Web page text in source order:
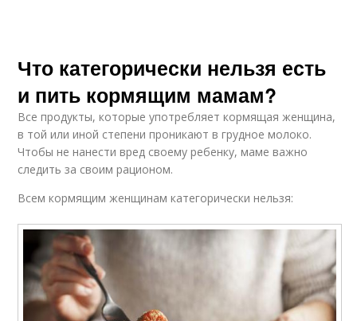
Что категорически нельзя есть
и пить кормящим мамам?
Все продукты, которые употребляет кормящая женщина,
в той или иной степени проникают в грудное молоко.
Чтобы не нанести вред своему ребенку, маме важно
следить за своим рационом.
Всем кормящим женщинам категорически нельзя: